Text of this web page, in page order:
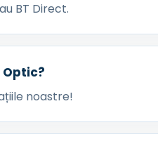
BT Direct.
noastre!